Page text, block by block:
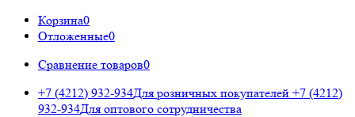
Корзина0
Отложенные0
Сравнение товаров0
+7 (4212) 932-934Для розничных покупателей +7 (4212)
932-934Для оптового сотрудничества